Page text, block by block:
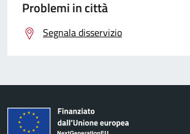
Problemi in città
Segnala disservizio